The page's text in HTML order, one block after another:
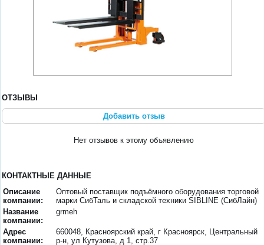
ОТЗЫВЫ
Добавить отзыв
Нет отзывов к этому объявлению
КОНТАКТНЫЕ ДАННЫЕ
Описание
компании:
Оптовый поставщик подъёмного оборудования торговой
марки СибТаль и складской техники SIBLINE (СибЛайн)
Название
компании:
grmeh
Адрес
компании:
660048, Красноярский край, г Красноярск, Центральный
р-н, ул Кутузова, д 1, стр.37